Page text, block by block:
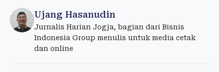
Ujang Hasanudin
Jurnalis Harian Jogja, bagian dari Bisnis
Indonesia Group menulis untuk media cetak
dan online